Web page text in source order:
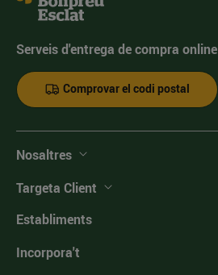
Serveis d'entrega de compra online
Comprovar el codi postal
Nosaltres
Targeta Client
Establiments
Incorpora't